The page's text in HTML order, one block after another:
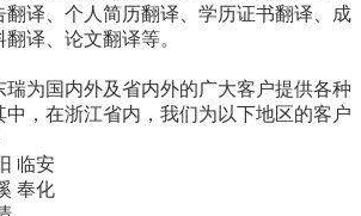
翻译、个人简历翻译、学历证书翻译、成
译、论文翻译等。
为国内外及省内外的广大客户提供各种
中，在浙江省内，我们为以下地区的客户
临安
奉化